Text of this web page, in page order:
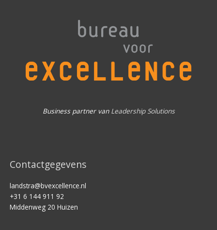
Business partner van Leadership Solutions
Contactgegevens
landstra@bvexcellence.nl
+31 6 144 911 92
Middenweg 20 Huizen